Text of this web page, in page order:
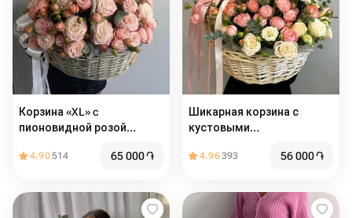
Корзина «XL» c
пионовидной розой
4.90514 65 000֏
Шикарная корзина с
кустовыми
Бомбастик и ароматным
4.96393 56 000֏